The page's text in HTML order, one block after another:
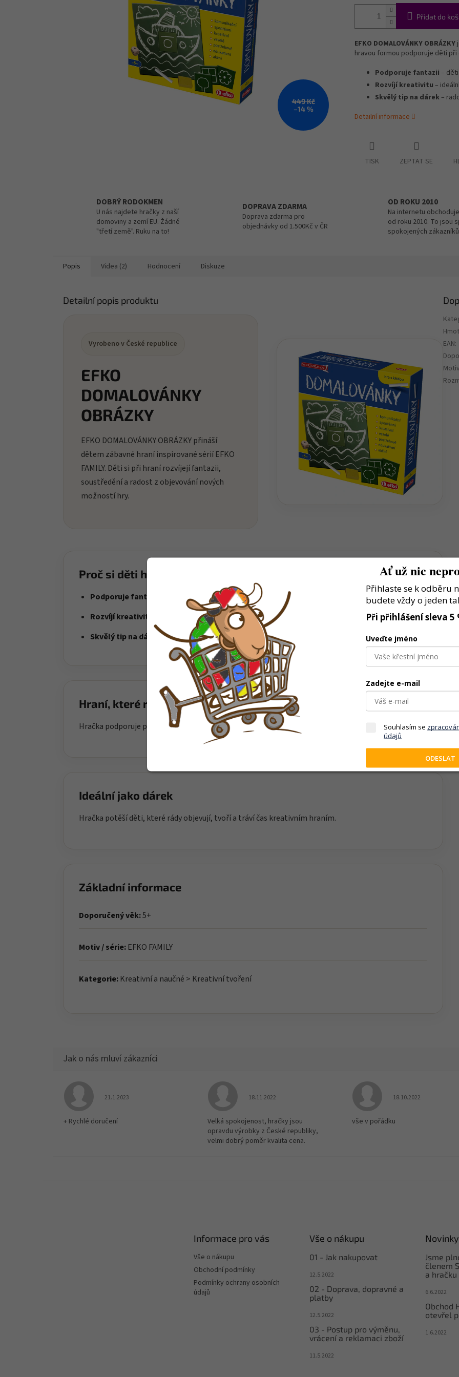
449 Kč
–14 %
Přidat do
EFKO DOMALOVÁNKY OBRÁZKY
hravou formou podporuje děti
Podporuje fantazii –
Rozvíjí kreativitu –
Skvělý tip na dárek–
Detailní informace
TISK ZEPTAT SE
DOBRÝ RODOKMEN
U nás najdete hračky z naší
domoviny a zemí EU. Žádné
"třetí země". Ruku na to!
DOPRAVA ZDARMA
Doprava zdarma pro
objednávky od 1.500Kč v ČR
OD ROKU 2010
Na internetu
od roku 2010. To jsou
spokojených
Popis Videa (2) Hodnocení Diskuze
Detailní popis produktu
Vyrobeno v České republice
EFKO
DOMALOVÁNKY
OBRÁZKY
EFKO DOMALOVÁNKY OBRÁZKY přináší
dětem zábavné hraní inspirované sérií EFKO
FAMILY. Děti si při hraní rozvíjejí fantazii,
soustředění a radost z objevování nových
možností hry.
Proč si děti hračku oblíbí?
Podporuje fantazii
– děti objevují svět hravou formou
Rozvíjí kreativitu
– ideální pro každodenní hraní
Skvělý tip na dárek – radost i zábava v jednom
Hraní, které rozvíjí
Hračka podporuje přirozený rozvoj dítěte a motivuje děti k objevování, tvoření a kreativnímu hraní.
Ideální jako dárek
Hračka potěší děti, které rády objevují, tvoří a tráví čas kreativním hraním.
Základní informace
Doporučený věk:5+
Motiv / série: EFKO FAMILY
Kategorie: Kreativní a naučné > Kreativní tvoření
EAN:
Hodnocení obchodu je 5 z 5 hvězdiček.
21.1.2023
+ Rychlé doručení
Hodnocení obchodu je 5 z 5 hvězdiček.
18.11.2022
Velká spokojenost, hračky jsou
opravdu výrobky z České republiky,
velmi dobrý poměr kvalita cena.
Hodnocení obchodu
18.10.2022
vše v pořádku
Informace pro vás
Vše o nákupu
Obchodní podmínky
Podmínky ochrany osobních
údajů
Vše o nákupu
01 - Jak nakupovat
12.5.2022
02 - Doprava, dopravné a
platby
12.5.2022
03 - Postup pro výměnu,
vrácení a reklamaci zboží
11.5.2022
Novinky
Jsme
členem
a hračku
6.6.2022
Obchod
otevřel
1.6.2022
Ať už nic
Přihlaste se k odběru
budete vždy o jeden
Při přihlášení sleva 5
Uveďte jméno
Zadejte e-mail
Souhlasím se
údajů
ODESLAT